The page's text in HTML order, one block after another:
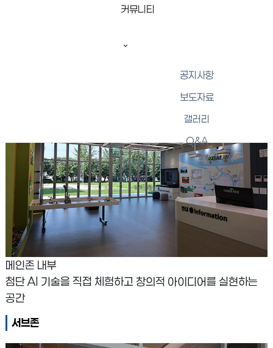
커뮤니티
공지사항
보도자료
갤러리
Q&A
메인존 내부
첨단 AI 기술을 직접 체험하고 창의적 아이디어를 실현하는
공간
서브존